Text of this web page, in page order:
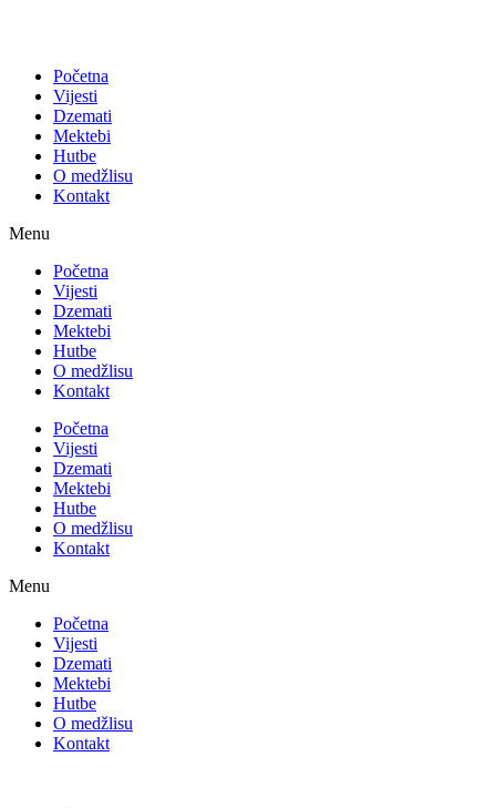
Početna
Vijesti
Dzemati
Mektebi
Hutbe
O medžlisu
Kontakt
Menu
Početna
Vijesti
Dzemati
Mektebi
Hutbe
O medžlisu
Kontakt
Početna
Vijesti
Dzemati
Mektebi
Hutbe
O medžlisu
Kontakt
Menu
Početna
Vijesti
Dzemati
Mektebi
Hutbe
O medžlisu
Kontakt